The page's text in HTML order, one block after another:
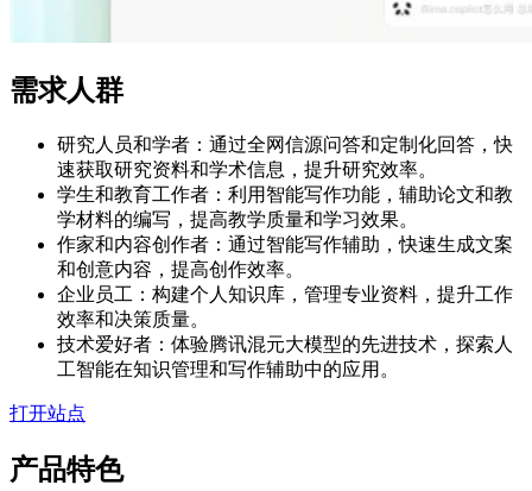
需求人群
研究人员和学者：通过全网信源问答和定制化回答，快
速获取研究资料和学术信息，提升研究效率。
学生和教育工作者：利用智能写作功能，辅助论文和教
学材料的编写，提高教学质量和学习效果。
作家和内容创作者：通过智能写作辅助，快速生成文案
和创意内容，提高创作效率。
企业员工：构建个人知识库，管理专业资料，提升工作
效率和决策质量。
技术爱好者：体验腾讯混元大模型的先进技术，探索人
工智能在知识管理和写作辅助中的应用。
打开站点
产品特色